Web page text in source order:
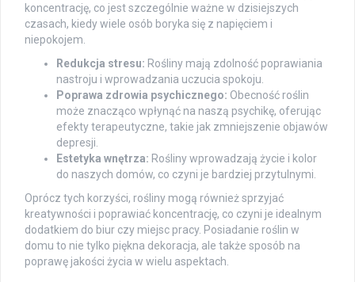
koncentrację, co jest szczególnie ważne w dzisiejszych
czasach, kiedy wiele osób boryka się z napięciem i
niepokojem.
Redukcja stresu: Rośliny mają zdolność poprawiania
nastroju i wprowadzania uczucia spokoju.
Poprawa zdrowia psychicznego: Obecność roślin
może znacząco wpłynąć na naszą psychikę, oferując
efekty terapeutyczne, takie jak zmniejszenie objawów
depresji.
Estetyka wnętrza: Rośliny wprowadzają życie i kolor
do naszych domów, co czyni je bardziej przytulnymi.
Oprócz tych korzyści, rośliny mogą również sprzyjać
kreatywności i poprawiać koncentrację, co czyni je idealnym
dodatkiem do biur czy miejsc pracy. Posiadanie roślin w
domu to nie tylko piękna dekoracja, ale także sposób na
poprawę jakości życia w wielu aspektach.